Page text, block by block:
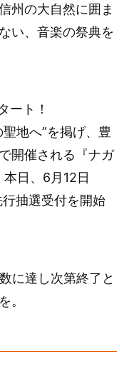
州の大自然に囲ま
い、音楽の祭典を
ート！
地へ”を掲げ、豊
開催される『ナガ
日、6月12日
抽選受付を開始
に達し次第終了と
。